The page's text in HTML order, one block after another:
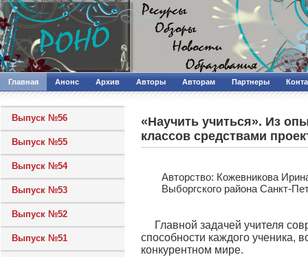
Главная Анонс Архив Авторы Авторам Партнеры
Выпуск №56
Выпуск №55
Выпуск №54
Выпуск №53
Выпуск №52
Выпуск №51
«Научить учиться». Из
классов средствами
Авторcтво: Кожевникова
Выборгского района Санкт-
Главной задачей учителя
способности каждого ученика,
конкурентном мире.